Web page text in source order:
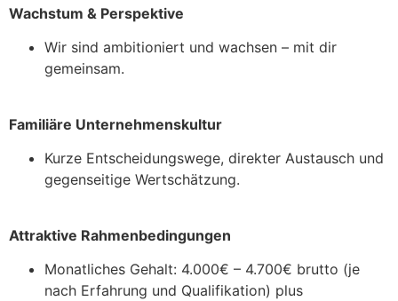
Wachstum & Perspektive
Wir sind ambitioniert und wachsen – mit dir
gemeinsam.
Familiäre Unternehmenskultur
Kurze Entscheidungswege, direkter Austausch und
gegenseitige Wertschätzung.
Attraktive Rahmenbedingungen
Monatliches Gehalt: 4.000€ – 4.700€ brutto (je
nach Erfahrung und Qualifikation) plus